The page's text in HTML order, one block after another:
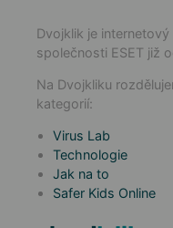
Dvojklik je
společnosti ESET již
Na Dvojkliku
kategorií:
Virus Lab
Technologie
Jak na to
Safer Kids Online